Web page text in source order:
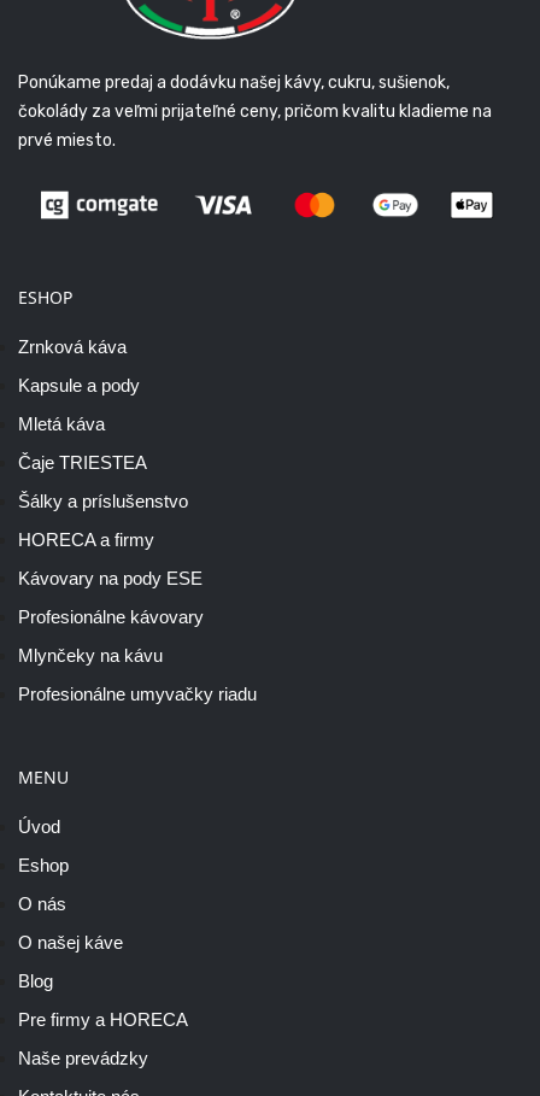
Ponúkame predaj a dodávku našej kávy, cukru, sušienok,
čokolády za veľmi prijateľné ceny, pričom kvalitu kladieme na
prvé miesto.
ESHOP
Zrnková káva
Kapsule a pody
Mletá káva
Čaje TRIESTEA
Šálky a príslušenstvo
HORECA a firmy
Kávovary na pody ESE
Profesionálne kávovary
Mlynčeky na kávu
Profesionálne umyvačky riadu
MENU
Úvod
Eshop
O nás
O našej káve
Blog
Pre firmy a HORECA
Naše prevádzky